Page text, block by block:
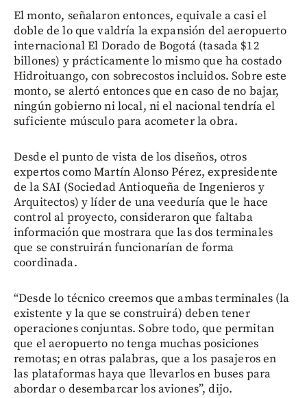
El monto, señalaron entonces, equivale a casi el
doble de lo que valdría la expansión del aeropuerto
internacional El Dorado de Bogotá (tasada $12
billones) y prácticamente lo mismo que ha costado
Hidroituango, con sobrecostos incluidos. Sobre este
monto, se alertó entonces que en caso de no bajar,
ningún gobierno ni local, ni el nacional tendría el
suficiente músculo para acometer la obra.
Desde el punto de vista de los diseños, otros
expertos como Martín Alonso Pérez, expresidente
de la SAI (Sociedad Antioqueña de Ingenieros y
Arquitectos) y líder de una veeduría que le hace
control al proyecto, consideraron que faltaba
información que mostrara que las dos terminales
que se construirán funcionarían de forma
coordinada.
“Desde lo técnico creemos que ambas terminales (la
existente y la que se construirá) deben tener
operaciones conjuntas. Sobre todo, que permitan
que el aeropuerto no tenga muchas posiciones
remotas; en otras palabras, que a los pasajeros en
las plataformas haya que llevarlos en buses para
abordar o desembarcar los aviones”, dijo.